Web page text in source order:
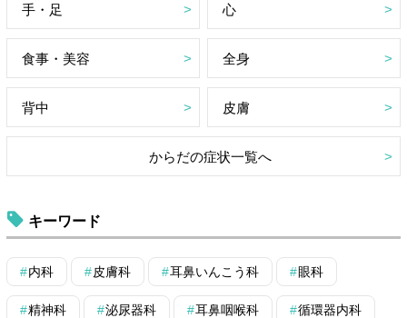
手・足 心
食事・美容 全身
背中 皮膚
からだの症状一覧へ
キーワード
内科 皮膚科 耳鼻いんこう科 眼科
精神科 泌尿器科 耳鼻咽喉科 循環器内科